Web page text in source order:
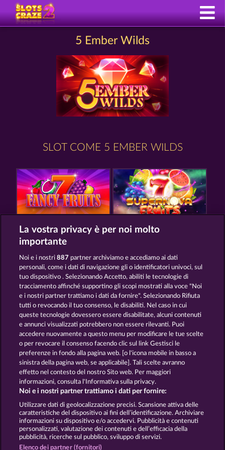
5 Ember Wilds
SLOT COME 5 EMBER WILDS
FANCY FRUITS 7 SUPERNOVA FRUITS
FRUITS & WILDS 2 MAAAX DIAMONDS
Termini e condizioni
Informativa sulla privacy Note legali
Società FAQ Facebook
Invia richiesta di recesso
La vostra privacy è per noi molto
importante
Noi e i nostri887 partner archiviamo e accediamo ai dati
personali, come i dati di navigazione gli o identificatori univoci, sul
tuo dispositivo . Selezionando Accetto, abiliti le tecnologie di
tracciamento affinché supportino gli scopi mostrati alla voce "Noi
e i nostri partner trattiamo i dati da fornire". Selezionando Rifiuta
tutti o revocando il tuo consenso, le disabiliti. Nel caso in cui
queste tecnologie dovessero essere disabilitate, alcuni contenuti
e annunci visualizzati potrebbero non essere rilevanti. Puoi
accedere nuovamente a questo menu per modificare le tue scelte
o per revocare il consenso facendo clic sul link Gestisci le
preferenze in fondo alla pagina web. [o l'icona mobile in basso a
sinistra della pagina web, se applicabile]. Tali scelte avranno
effetto nel contesto del nostro Sito web. Per maggiori
informazioni, consulta l'Informativa sulla privacy.
Noi e i nostri partner trattiamo i dati per fornire:
Utilizzare dati di geolocalizzazione precisi. Scansione attiva delle
caratteristiche del dispositivo ai fini dell’identificazione. Archiviare
informazioni su dispositivo e/o accedervi. Pubblicità e contenuti
personalizzati, valutazione dei contenuti e dell’efficacia della
pubblicità, ricerche sul pubblico, sviluppo di servizi.
Elenco dei partner (fornitori)